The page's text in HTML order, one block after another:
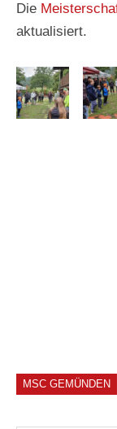
Die
aktualisiert.
MSC GEMÜNDEN